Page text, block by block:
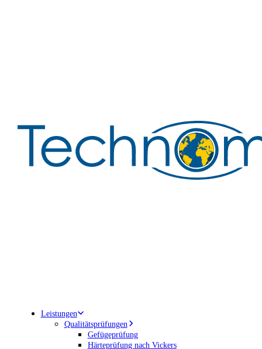
Leistungen
Qualitätsprüfungen
Gefügeprüfung
Härteprüfung nach Vickers